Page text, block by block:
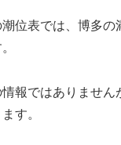
位表では、博多の
報ではありません
す。